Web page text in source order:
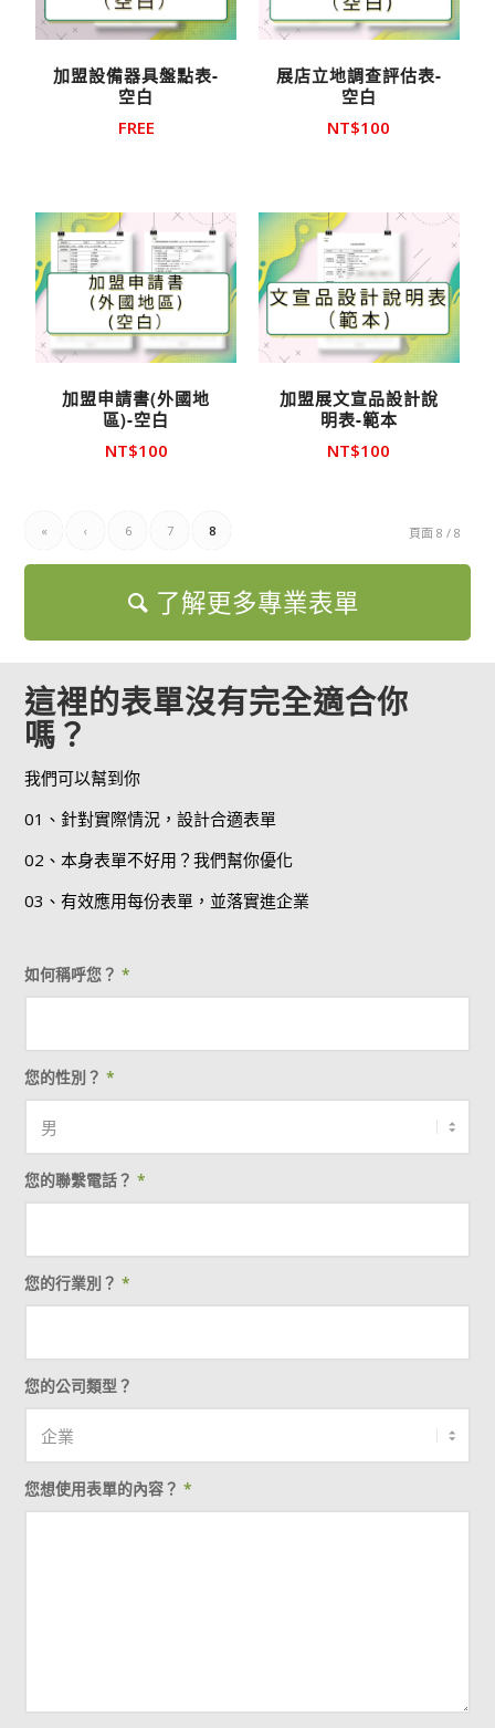
加盟設備器具盤點表-
空白
FREE
展店立地調查評估表-
空白
NT$100
加盟申請書(外國地
區)-空白
NT$100
加盟展文宣品設計說
明表-範本
NT$100
頁面 8 / 8
« ‹ 6 7 8
了解更多專業表單
這裡的表單沒有完全適合你
嗎？
我們可以幫到你
01、針對實際情況，設計合適表單
02、本身表單不好用？我們幫你優化
03、有效應用每份表單，並落實進企業
如何稱呼您？*
您的性別？*
您的聯繫電話？*
您的行業別？*
您的公司類型？
您想使用表單的內容？*